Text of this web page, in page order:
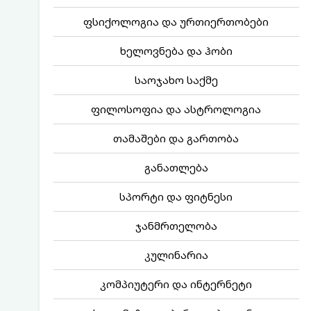
ფსიქოლოგია და ურთიერთობები
ხელოვნება და ჰობი
საოჯახო საქმე
ფილოსოფია და ასტროლოგია
თამაშები და გართობა
განათლება
სპორტი და ფიტნესი
ჯანმრთელობა
კულინარია
კომპიუტერი და ინტერნეტი